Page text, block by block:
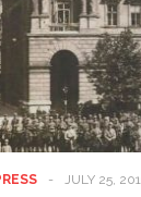
- JULY 25,